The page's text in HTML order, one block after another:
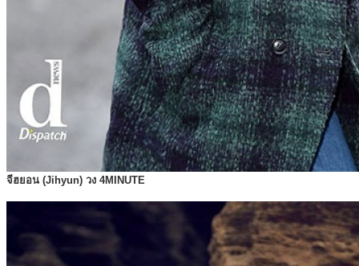
จีฮยอน (Jihyun) วง 4MINUTE